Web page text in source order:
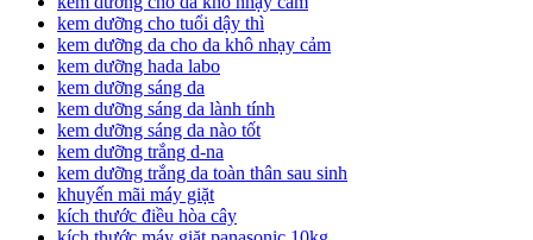
kem dưỡng cho tuổi dậy thì
kem dưỡng da cho da khô nhạy cảm
kem dưỡng hada labo
kem dưỡng sáng da
kem dưỡng sáng da lành tính
kem dưỡng sáng da nào tốt
kem dưỡng trắng d-na
kem dưỡng trắng da toàn thân sau sinh
khuyến mãi máy giặt
kích thước điều hòa cây